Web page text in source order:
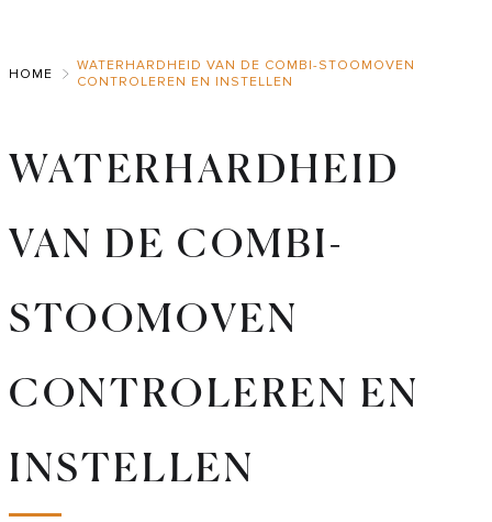
Main
HOME
WATERHARDHEID VAN DE COMBI-STOOMOVEN
CONTROLEREN EN INSTELLEN
WATERHARDHEID
VAN DE COMBI-
STOOMOVEN
CONTROLEREN EN
INSTELLEN